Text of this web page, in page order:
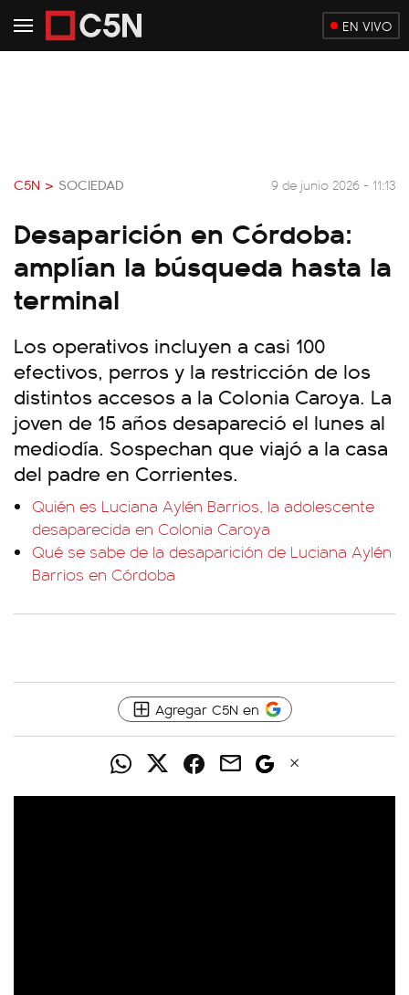
EN VIVO
C5N > SOCIEDAD 9 de junio 2026 - 11:13
Desaparición en Córdoba:
amplían la búsqueda hasta la
terminal
Los operativos incluyen a casi 100
efectivos, perros y la restricción de los
distintos accesos a la Colonia Caroya. La
joven de 15 años desapareció el lunes al
mediodía. Sospechan que viajó a la casa
del padre en Corrientes.
Quién es Luciana Aylén Barrios, la adolescente
desaparecida en Colonia Caroya
Qué se sabe de la desaparición de Luciana Aylén
Barrios en Córdoba
Agregar C5N en